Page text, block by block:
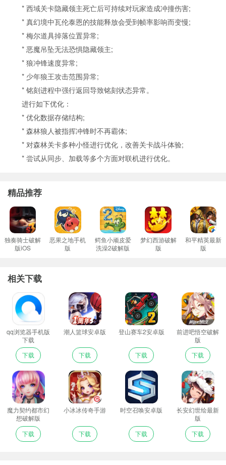
* 西域关卡隐藏领主死亡后可持续对玩家造成冲撞伤害;
* 真幻境中瓦伦泰恩的技能释放会受到帧率影响而变慢;
* 梅尔道具掉落位置异常;
* 恶魔吊坠无法恐惧隐藏领主;
* 狼冲锋速度异常;
* 少年狼王攻击范围异常;
* 铭刻进程中强行返回导致铭刻状态异常。
进行如下优化：
* 优化数据存储结构;
* 森林狼人被指挥冲锋时不再霸体;
* 对森林关卡多种小怪进行优化，改善关卡战斗体验;
* 尝试从同步、加载等多个方面对联机进行优化。
精品推荐
独奏骑士破解
版iOS
恶果之地手机
版
鳄鱼小顽皮爱
洗澡2破解版
梦幻西游破解
版
和平精英最新
版
相关下载
qq浏览器手机版
下载
下载
潮人篮球安卓版
下载
登山赛车2安卓版
下载
前进吧悟空破解
版
下载
魔力契约都市幻
想破解版
下载
小冰冰传奇手游
下载
时空召唤安卓版
下载
长安幻世绘最新
版
下载